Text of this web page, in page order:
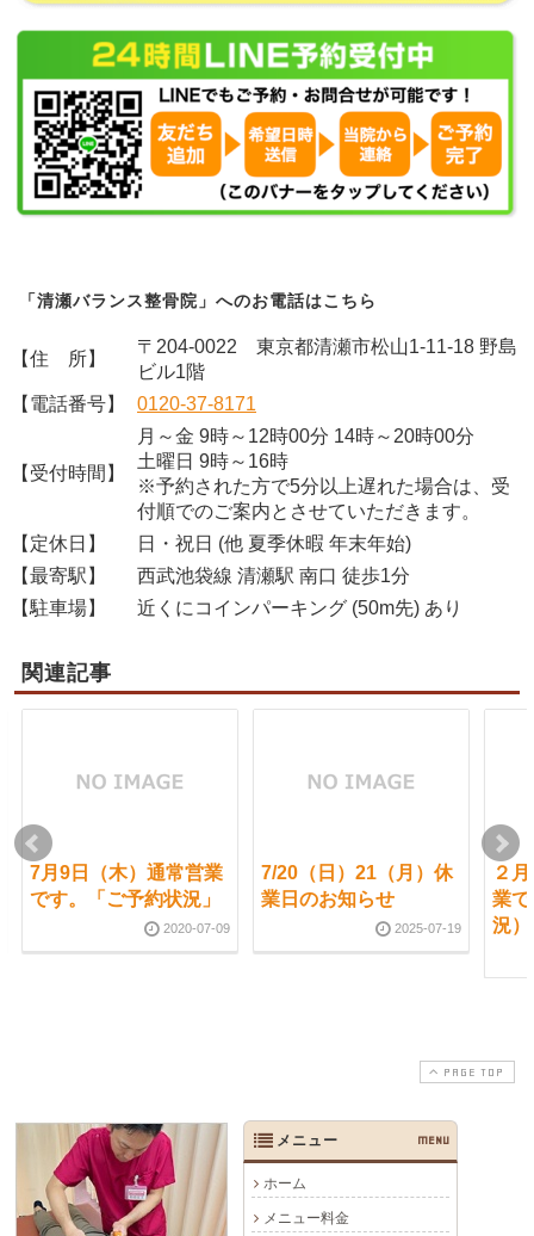
「清瀬バランス整骨院」へのお電話はこちら
【住 所】
〒204-0022 東京都清瀬市松山1-11-18 野島
ビル1階
【電話番号】
0120-37-8171
【受付時間】
月～金 9時～12時00分 14時～20時00分
土曜日 9時～16時
※予約された方で5分以上遅れた場合は、受
付順でのご案内とさせていただきます。
【定休日】
日・祝日 (他 夏季休暇 年末年始)
【最寄駅】
西武池袋線 清瀬駅 南口 徒歩1分
【駐車場】
近くにコインパーキング (50m先) あり
関連記事
7月9日（木）通常営業
です。「ご予約状況」
2020-07-09
7/20（日）21（月）休
業日のお知らせ
2025-07-19
２
業
況）
PAGE TOP
メニュー MENU
ホーム
メニュー料金